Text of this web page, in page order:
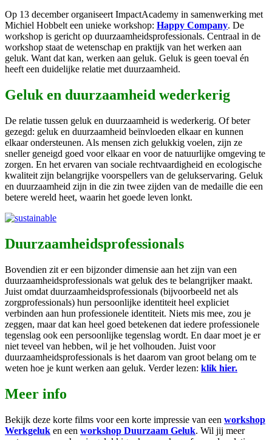
Op 13 december organiseert ImpactAcademy in samenwerking met
Michiel Hobbelt een unieke workshop: Happy Company. De
workshop is gericht op duurzaamheidsprofessionals. Centraal in de
workshop staat de wetenschap en praktijk van het werken aan
geluk. Want dat kan, werken aan geluk. Geluk is geen toeval én
heeft een duidelijke relatie met duurzaamheid.
Geluk en duurzaamheid wederkerig
De relatie tussen geluk en duurzaamheid is wederkerig. Of beter
gezegd: geluk en duurzaamheid beïnvloeden elkaar en kunnen
elkaar ondersteunen. Als mensen zich gelukkig voelen, zijn ze
sneller geneigd goed voor elkaar en voor de natuurlijke omgeving te
zorgen. En het ervaren van sociale rechtvaardigheid en ecologische
kwaliteit zijn belangrijke voorspellers van de gelukservaring. Geluk
en duurzaamheid zijn in die zin twee zijden van de medaille die een
betere wereld heet, waarin het goede leven lonkt.
Duurzaamheidsprofessionals
Bovendien zit er een bijzonder dimensie aan het zijn van een
duurzaamheidsprofessionals wat geluk des te belangrijker maakt.
Juist omdat duurzaamheidsprofessionals (bijvoorbeeld net als
zorgprofessionals) hun persoonlijke identiteit heel expliciet
verbinden aan hun professionele identiteit. Niets mis mee, zou je
zeggen, maar dat kan heel goed betekenen dat iedere professionele
tegenslag ook een persoonlijke tegenslag wordt. En daar moet je er
niet teveel van hebben, wil je het volhouden. Juist voor
duurzaamheidsprofessionals is het daarom van groot belang om te
weten hoe je kunt werken aan geluk. Verder lezen: klik hier.
Meer info
Bekijk deze korte films voor een korte impressie van een workshop
Werkgeluk en een workshop Duurzaam Geluk. Wil jij meer